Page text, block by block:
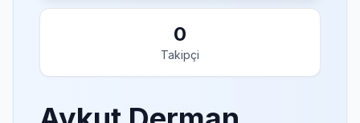
0
Takipçi